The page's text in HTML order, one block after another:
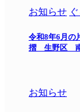
お知らせ
令和8年6月
摺 生野区 南
お知らせ